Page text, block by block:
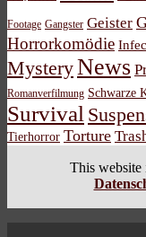
Footage Gangster Geister
Horrorkomödie
MysteryNews
Romanverfilmung Schwarze
Survival
Tierhorror Torture
This website